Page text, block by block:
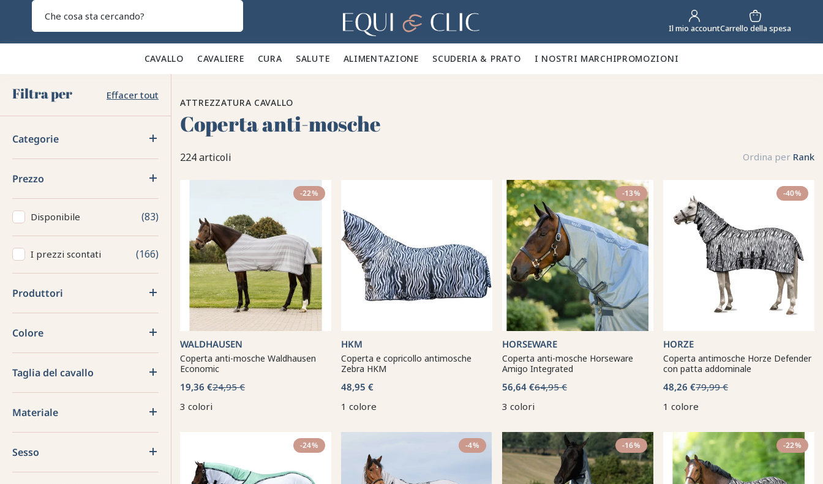
Casa Il mio accountCarrello della spesa
CAVALLO 🐎 CAVALIERE 👕 CURA 🪮 SALUTE ✨ ALIMENTAZIONE 🥕 SCUDERIA & PRATO 🍃 I NOSTRI MARCHIPROMOZIONI
Filtra per Effacer tout
Categorie
Prezzo
Disponibile 83
I prezzi scontati 166
Produttori
Colore
Taglia del cavallo
Materiale
Sesso
ATTREZZATURA CAVALLO
Coperta anti-mosche
224 articoli Ordina per Rank
-22%
WALDHAUSEN
Coperta anti-mosche Waldhausen
Economic
19,36 €24,95 €
3 colori
HKM
Coperta e copricollo antimosche
Zebra HKM
48,95 €
1 colore
-13%
HORSEWARE
Coperta anti-mosche Horseware
Amigo Integrated
56,64 €64,95 €
3 colori
-40%
HORZE
Coperta antimosche Horze Defender
con patta addominale
48,26 €79,99 €
1 colore
-24% -4% -16% -22%